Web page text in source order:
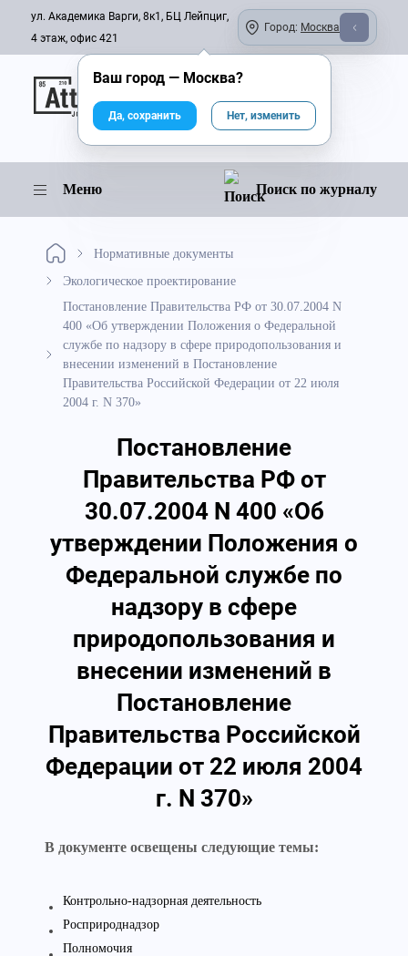
ул. Академика Варги, 8к1, БЦ Лейпциг,
4 этаж, офис 421
Город: Москва
Онлайн-журнал
Меню Поиск по журналу
Нормативные документы
Экологическое проектирование
Постановление Правительства РФ от 30.07.2004 N
400 «Об утверждении Положения о Федеральной
службе по надзору в сфере природопользования и
внесении изменений в Постановление
Правительства Российской Федерации от 22 июля
2004 г. N 370»
Постановление
Правительства РФ от
30.07.2004 N 400 «Об
утверждении Положения о
Федеральной службе по
надзору в сфере
природопользования и
внесении изменений в
Постановление
Правительства Российской
Федерации от 22 июля 2004
г. N 370»
В документе освещены следующие темы:
Контрольно-надзорная деятельность
Росприроднадзор
Полномочия
Ваш город — Москва?
Да, сохранить Нет, изменить